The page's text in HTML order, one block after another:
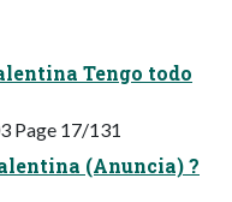
Tengo todo
Page 17/131
(Anuncia) ?